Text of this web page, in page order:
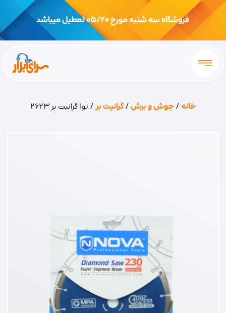
فروشگاه سه شنبه مورخ 05/20 تعطیل میباشد
خانه/جوش و برش/گرانیت بر/ نوا گرانیت بر 2623